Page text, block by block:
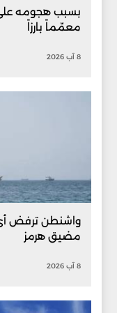
بسبب هجومه على
معمّماً بارزاً
8 آب 2026
واشنطن ترفض
مضيق هرمز
8 آب 2026